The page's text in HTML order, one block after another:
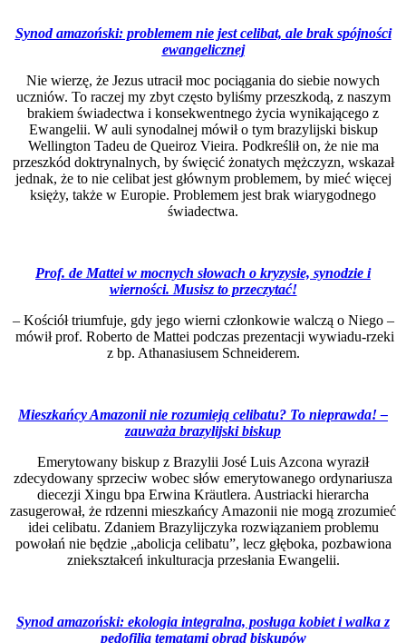
Synod amazoński: problemem nie jest celibat, ale brak spójności
ewangelicznej
Nie wierzę, że Jezus utracił moc pociągania do siebie nowych
uczniów. To raczej my zbyt często byliśmy przeszkodą, z naszym
brakiem świadectwa i konsekwentnego życia wynikającego z
Ewangelii. W auli synodalnej mówił o tym brazylijski biskup
Wellington Tadeu de Queiroz Vieira. Podkreślił on, że nie ma
przeszkód doktrynalnych, by święcić żonatych mężczyzn, wskazał
jednak, że to nie celibat jest głównym problemem, by mieć więcej
księży, także w Europie. Problemem jest brak wiarygodnego
świadectwa.
Prof. de Mattei w mocnych słowach o kryzysie, synodzie i
wierności. Musisz to przeczytać!
– Kościół triumfuje, gdy jego wierni członkowie walczą o Niego –
mówił prof. Roberto de Mattei podczas prezentacji wywiadu-rzeki
z bp. Athanasiusem Schneiderem.
Mieszkańcy Amazonii nie rozumieją celibatu? To nieprawda! –
zauważa brazylijski biskup
Emerytowany biskup z Brazylii José Luis Azcona wyraził
zdecydowany sprzeciw wobec słów emerytowanego ordynariusza
diecezji Xingu bpa Erwina Kräutlera. Austriacki hierarcha
zasugerował, że rdzenni mieszkańcy Amazonii nie mogą zrozumieć
idei celibatu. Zdaniem Brazylijczyka rozwiązaniem problemu
powołań nie będzie „abolicja celibatu”, lecz głęboka, pozbawiona
zniekształceń inkulturacja przesłania Ewangelii.
Synod amazoński: ekologia integralna, posługa kobiet i walka z
pedofilią tematami obrad biskupów